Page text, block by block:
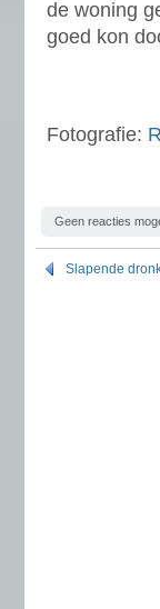
de woning
goed kon
Fotografie:
Geen reacties
Slapende